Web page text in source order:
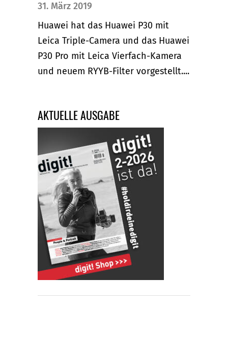
31. März 2019
Huawei hat das Huawei P30 mit
Leica Triple-Camera und das Huawei
P30 Pro mit Leica Vierfach-Kamera
und neuem RYYB-Filter vorgestellt....
AKTUELLE AUSGABE